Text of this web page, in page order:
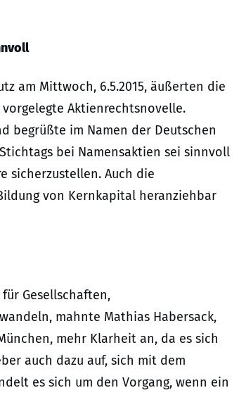
am Mittwoch, 6.5.2015, äußerten die
Aktienrechtsnovelle.
begrüßte im Namen der Deutschen
bei Namensaktien sei sinnvoll
sicherzustellen. Auch die
von Kernkapital heranziehbar
Gesellschaften,
mahnte Mathias Habersack,
mehr Klarheit an, da es sich
auch dazu auf, sich mit dem
es sich um den Vorgang, wenn ein